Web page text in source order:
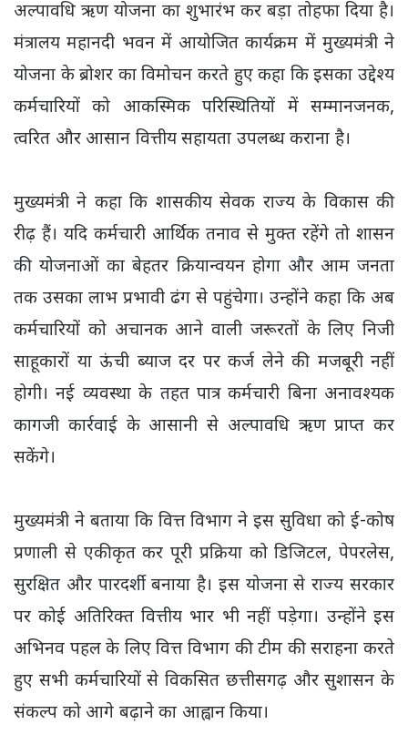
अल्पावधि ऋण योजना का शुभारंभ कर बड़ा तोहफा दिया है।
मंत्रालय महानदी भवन में आयोजित कार्यक्रम में मुख्यमंत्री ने
योजना के ब्रोशर का विमोचन करते हुए कहा कि इसका उद्देश्य
कर्मचारियों को आकस्मिक परिस्थितियों में सम्मानजनक,
त्वरित और आसान वित्तीय सहायता उपलब्ध कराना है।
मुख्यमंत्री ने कहा कि शासकीय सेवक राज्य के विकास की
रीढ़ हैं। यदि कर्मचारी आर्थिक तनाव से मुक्त रहेंगे तो शासन
की योजनाओं का बेहतर क्रियान्वयन होगा और आम जनता
तक उसका लाभ प्रभावी ढंग से पहुंचेगा। उन्होंने कहा कि अब
कर्मचारियों को अचानक आने वाली जरूरतों के लिए निजी
साहूकारों या ऊंची ब्याज दर पर कर्ज लेने की मजबूरी नहीं
होगी। नई व्यवस्था के तहत पात्र कर्मचारी बिना अनावश्यक
कागजी कार्रवाई के आसानी से अल्पावधि ऋण प्राप्त कर
सकेंगे।
मुख्यमंत्री ने बताया कि वित्त विभाग ने इस सुविधा को ई-कोष
प्रणाली से एकीकृत कर पूरी प्रक्रिया को डिजिटल, पेपरलेस,
सुरक्षित और पारदर्शी बनाया है। इस योजना से राज्य सरकार
पर कोई अतिरिक्त वित्तीय भार भी नहीं पड़ेगा। उन्होंने इस
अभिनव पहल के लिए वित्त विभाग की टीम की सराहना करते
हुए सभी कर्मचारियों से विकसित छत्तीसगढ़ और सुशासन के
संकल्प को आगे बढ़ाने का आह्वान किया।